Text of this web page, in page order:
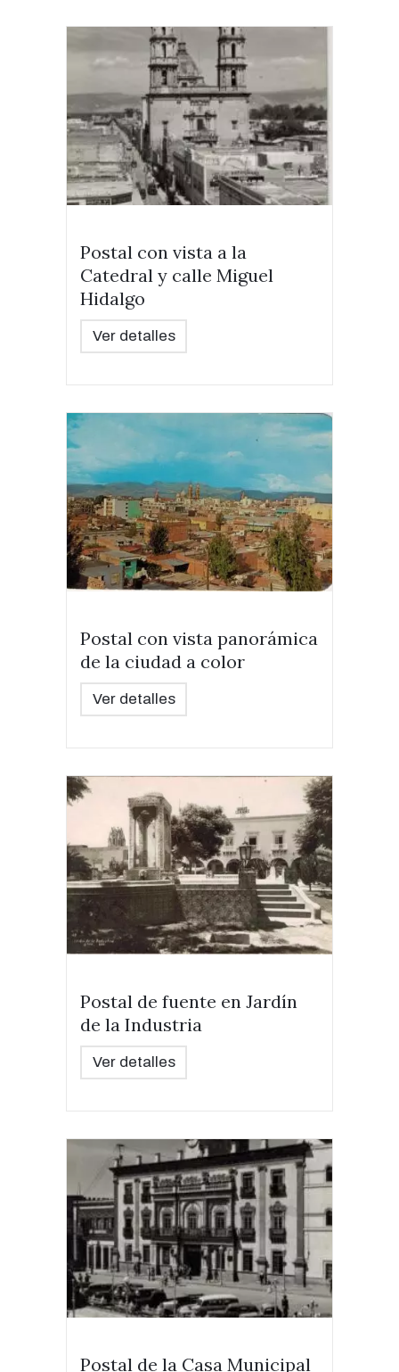
Postal con vista a la
Catedral y calle Miguel
Hidalgo
Ver detalles
Postal con vista panorámica
de la ciudad a color
Ver detalles
Postal de fuente en Jardín
de la Industria
Ver detalles
Postal de la Casa Municipal